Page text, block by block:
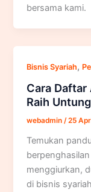
bersama kami.
Bisnis Syariah,
Cara Daftar
Raih
webadmin/25
Temukan
menggiurkan,
di bisnis